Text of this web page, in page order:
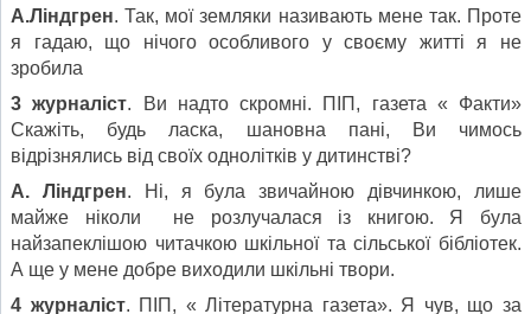
А.Ліндгрен. Так, мої земляки називають мене так. Проте
я гадаю, що нічого особливого у своєму житті я не
зробила
3 журналіст. Ви надто скромні. ПІП, газета « Факти»
Скажіть, будь ласка, шановна пані, Ви чимось
відрізнялись від своїх однолітків у дитинстві?
А. Ліндгрен. Ні, я була звичайною дівчинкою, лише
майже ніколи не розлучалася із книгою. Я була
найзапеклішою читачкою шкільної та сільської бібліотек.
А ще у мене добре виходили шкільні твори.
4 журналіст. ПІП, « Літературна газета». Я чув, що за